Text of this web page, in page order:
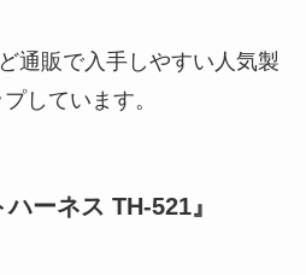
通販で入手しやすい人気製
しています。
ーネス TH-521』